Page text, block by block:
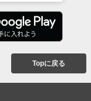
Topに戻る